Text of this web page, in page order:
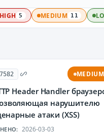
5 MEDIUM 11
MEDIUM
Header Handler
нарушителю
атаки (XSS)
2026-03-03